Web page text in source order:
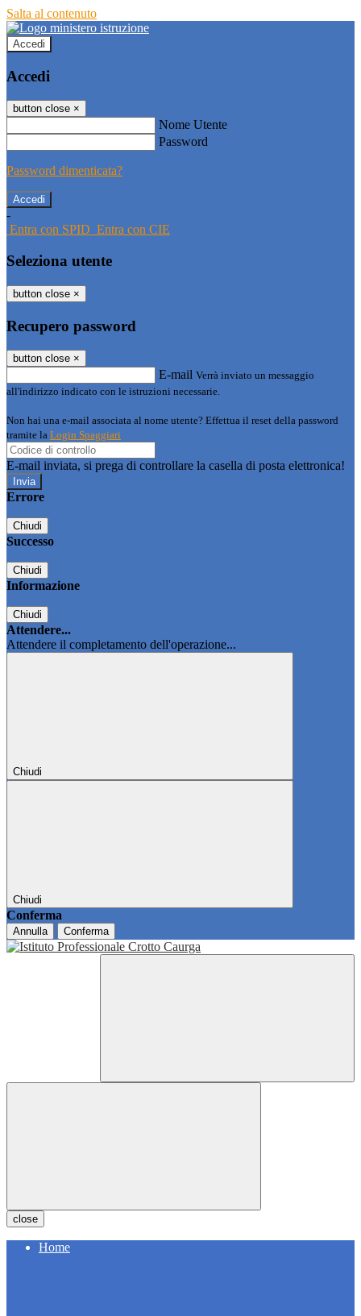
Salta al contenuto
Accedi
Accedi
button close ×
Nome Utente
Password
Password dimenticata?
-
Entra con SPID Entra con CIE
Seleziona utente
button close ×
Recupero password
button close ×
E-mail Verrà inviato un messaggio
all'indirizzo indicato con le istruzioni necessarie.
Non hai una e-mail associata al nome utente? Effettua il reset della password
tramite la Login Spaggiari
E-mail inviata, si prega di controllare la casella di posta elettronica!
Errore
Chiudi
Successo
Chiudi
Informazione
Chiudi
Attendere...
Attendere il completamento dell'operazione...
Chiudi
Chiudi
Conferma
Annulla Conferma
close
Home